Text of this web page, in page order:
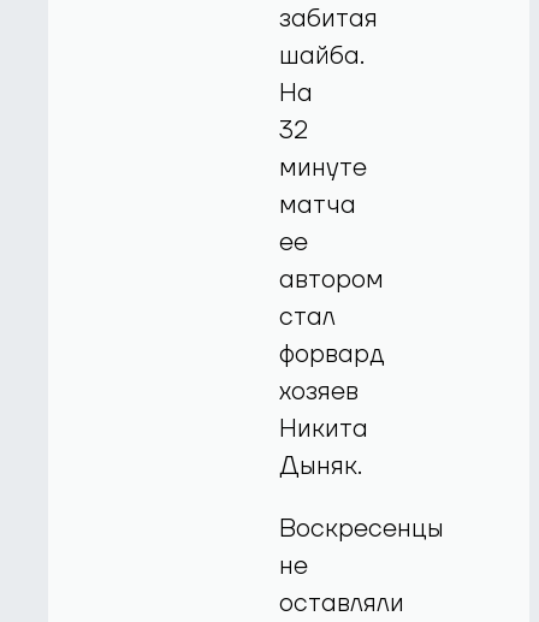
забитая
шайба.
На
32
минуте
матча
ее
автором
стал
форвард
хозяев
Никита
Дыняк.
Воскресенцы
не
оставляли